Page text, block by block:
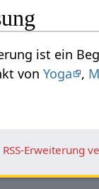
Das
vonYoga ,
Erweiterung